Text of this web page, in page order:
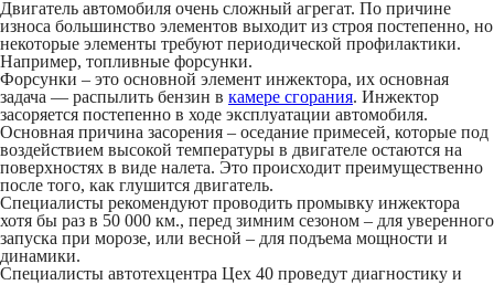
Двигатель автомобиля очень сложный агрегат. По причине
износа большинство элементов выходит из строя постепенно, но
некоторые элементы требуют периодической профилактики.
Например, топливные форсунки.
Форсунки – это основной элемент инжектора, их основная
задача — распылить бензин в камере сгорания. Инжектор
засоряется постепенно в ходе эксплуатации автомобиля.
Основная причина засорения – оседание примесей, которые под
воздействием высокой температуры в двигателе остаются на
поверхностях в виде налета. Это происходит преимущественно
после того, как глушится двигатель.
Специалисты рекомендуют проводить промывку инжектора
хотя бы раз в 50 000 км., перед зимним сезоном – для уверенного
запуска при морозе, или весной – для подъема мощности и
динамики.
Специалисты автотехцентра Цех 40 проведут диагностику и